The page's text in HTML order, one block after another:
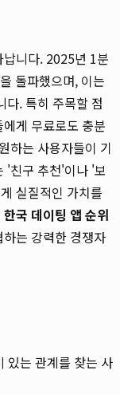
니다. 2025년 1분
돌파했으며, 이는
다. 특히 주목할 점
게 무료로도 충분
하는 사용자들이 기
'친구 추천'이나 '보
실질적인 가치를
한국 데이팅 앱 순위
는 강력한 경쟁자
있는 관계를 찾는 사